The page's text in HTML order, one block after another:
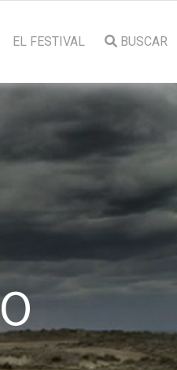
EL FESTIVAL BUSCAR